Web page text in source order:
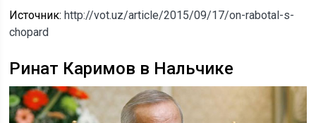
Источник:http://vot.uz/article/2015/09/17/on-rabotal-s-
chopard
Ринат Каримов в Нальчике